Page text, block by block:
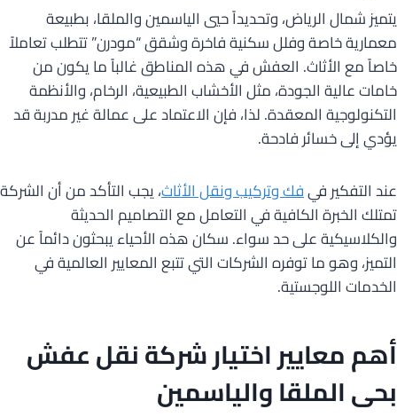
يتميز شمال الرياض، وتحديداً حيي الياسمين والملقا، بطبيعة
معمارية خاصة وفلل سكنية فاخرة وشقق “مودرن” تتطلب تعاملاً
خاصاً مع الأثاث. العفش في هذه المناطق غالباً ما يكون من
خامات عالية الجودة، مثل الأخشاب الطبيعية، الرخام، والأنظمة
التكنولوجية المعقدة. لذا، فإن الاعتماد على عمالة غير مدربة قد
يؤدي إلى خسائر فادحة.
عند التفكير فيفك وتركيب ونقل الأثاث، يجب التأكد من أن الشركة
تمتلك الخبرة الكافية في التعامل مع التصاميم الحديثة
والكلاسيكية على حد سواء. سكان هذه الأحياء يبحثون دائماً عن
التميز، وهو ما توفره الشركات التي تتبع المعايير العالمية في
الخدمات اللوجستية.
أهم معايير اختيار شركة نقل عفش
بحى الملقا والياسمين